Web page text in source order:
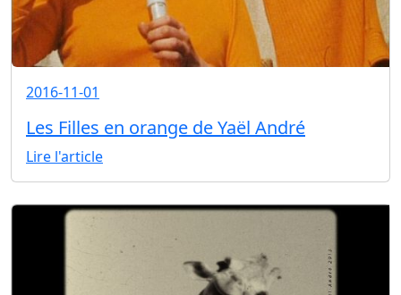
2016-11-01
Les Filles en orange de Yaël André
Lire l'article